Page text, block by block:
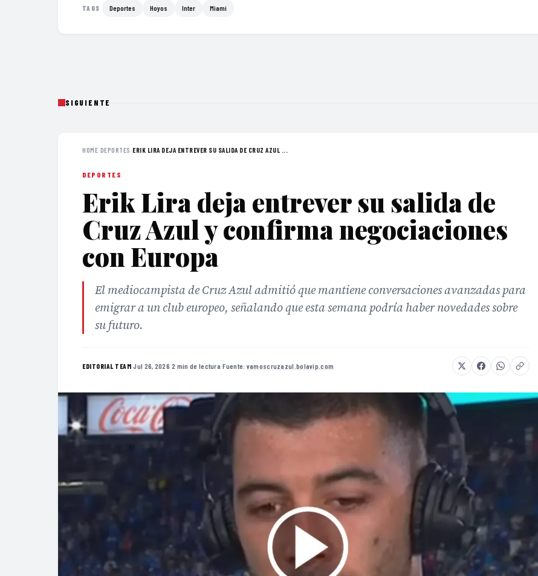
TAGS Deportes Hoyos Inter Miami
SIGUIENTE
HOME›DEPORTES ›ERIK LIRA DEJA ENTREVER SU SALIDA DE CRUZ AZUL ...
DEPORTES
Erik Lira deja entrever su salida de
Cruz Azul y confirma negociaciones
con Europa
El mediocampista de Cruz Azul admitió que mantiene conversaciones avanzadas para
emigrar a un club europeo, señalando que esta semana podría haber novedades sobre
su futuro.
EDITORIAL TEAM·Jul 26, 2026·2 min de lectura·Fuente: vamoscruzazul.bolavip.com